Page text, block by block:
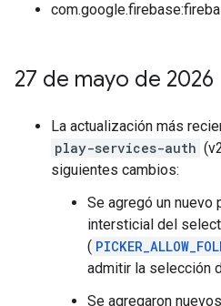
27 de mayo de 2026
La actualización más
play-services-auth
siguientes cambios:
Se agregó un nuevo
intersticial del
(
admitir la selección
Se agregaron